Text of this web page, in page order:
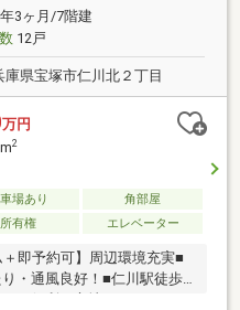
3ヶ月/7階建
12戸
庫県宝塚市仁川北２丁目
万円
2
場あり
角部屋
所有権 エレベーター
＋即予約可】周辺環境充実■
・通風良好！■仁川駅徒歩3
に便利な立地■スーパー